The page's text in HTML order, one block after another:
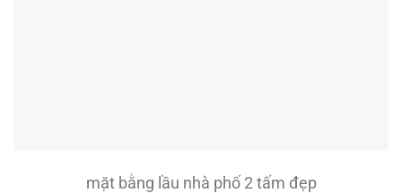
mặt bằng lầu nhà phố 2 tấm đẹp